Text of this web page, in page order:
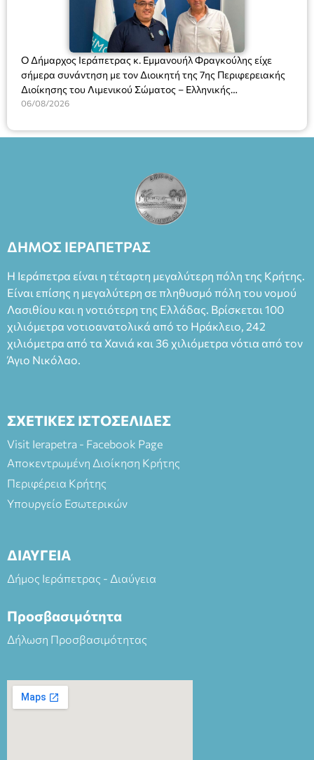
Ο Δήμαρχος Ιεράπετρας κ. Εμμανουήλ Φραγκούλης είχε
σήμερα συνάντηση με τον Διοικητή της 7ης Περιφερειακής
Διοίκησης του Λιμενικού Σώματος – Ελληνικής
Ακτοφυλακής (Λ.Σ.-ΕΛ.ΑΚΤ.), Αρχιπλοίαρχο Λ.Σ. κ. Ιωάννη
06/08/2026
ΔΗΜΟΣ ΙΕΡΑΠΕΤΡΑΣ
Η Ιεράπετρα είναι η τέταρτη μεγαλύτερη πόλη της Κρήτης.
Είναι επίσης η μεγαλύτερη σε πληθυσμό πόλη του νομού
Λασιθίου και η νοτιότερη της Ελλάδας. Βρίσκεται 100
χιλιόμετρα νοτιοανατολικά από το Ηράκλειο, 242
χιλιόμετρα από τα Χανιά και 36 χιλιόμετρα νότια από τον
Άγιο Νικόλαο.
ΣΧΕΤΙΚΕΣ ΙΣΤΟΣΕΛΙΔΕΣ
Visit Ierapetra - Facebook Page
Αποκεντρωμένη Διοίκηση Κρήτης
Περιφέρεια Κρήτης
Υπουργείο Εσωτερικών
ΔΙΑΥΓΕΙΑ
Δήμος Ιεράπετρας - Διαύγεια
Προσβασιμότητα
Δήλωση Προσβασιμότητας